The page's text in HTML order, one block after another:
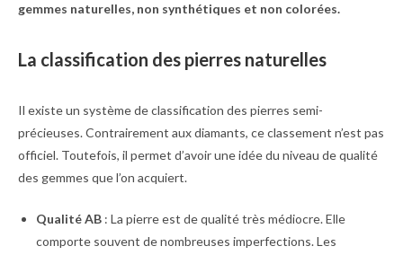
gemmes naturelles, non synthétiques et non colorées.
La classification des pierres naturelles
Il existe un système de classification des pierres semi-
précieuses. Contrairement aux diamants, ce classement n’est pas
officiel. Toutefois, il permet d’avoir une idée du niveau de qualité
des gemmes que l’on acquiert.
Qualité AB : La pierre est de qualité très médiocre. Elle
comporte souvent de nombreuses imperfections. Les